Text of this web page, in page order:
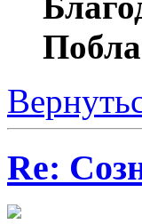
Re: